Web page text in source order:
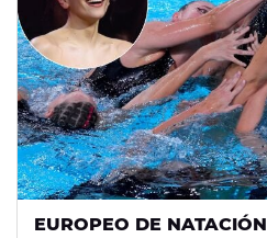
EUROPEO DE NATACIÓN